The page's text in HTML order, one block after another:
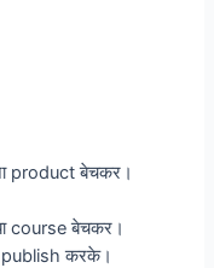
product बेचकर।
course बेचकर।
करके।